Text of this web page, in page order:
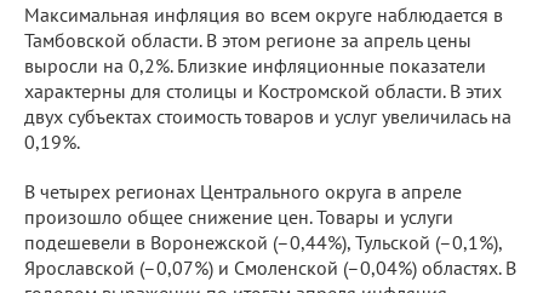
Максимальная инфляция во всем округе наблюдается в
Тамбовской области. В этом регионе за апрель цены
выросли на 0,2%. Близкие инфляционные показатели
характерны для столицы и Костромской области. В этих
двух субъектах стоимость товаров и услуг увеличилась на
0,19%.
В четырех регионах Центрального округа в апреле
произошло общее снижение цен. Товары и услуги
подешевели в Воронежской (–0,44%), Тульской (–0,1%),
Ярославской (–0,07%) и Смоленской (–0,04%) областях. В